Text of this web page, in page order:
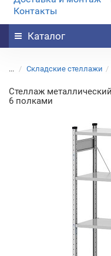
Контакты
Каталог
... Складские стеллажи
Стеллаж
6 полками